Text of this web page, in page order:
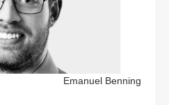
Emanuel Benning